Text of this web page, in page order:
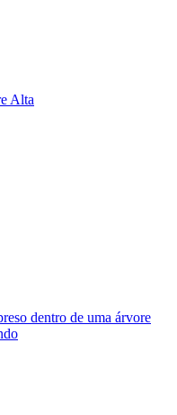
Alta
dentro de uma árvore